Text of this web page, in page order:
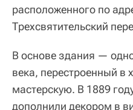
расположенного по
Трехсвятительский
В основе здания —
века, перестроенный в
мастерскую. В 1889
дополнили декором в